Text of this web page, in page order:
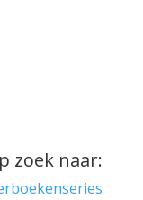
zoek naar: